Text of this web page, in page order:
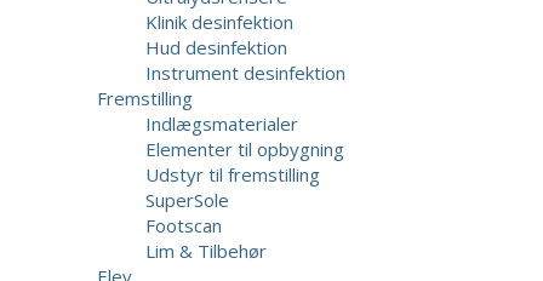
Klinik desinfektion
Hud desinfektion
Instrument desinfektion
Fremstilling
Indlægsmaterialer
Elementer til opbygning
Udstyr til fremstilling
SuperSole
Footscan
Lim & Tilbehør
Elev